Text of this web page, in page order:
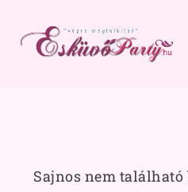
Sajnos nem található